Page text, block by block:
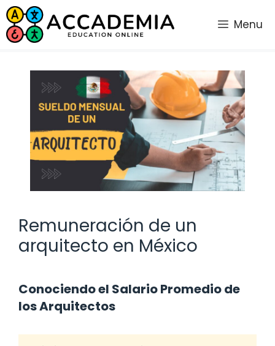
Saltar
al
contenido
Menu
Remuneración de un
arquitecto en México
Conociendo el Salario Promedio de
los Arquitectos